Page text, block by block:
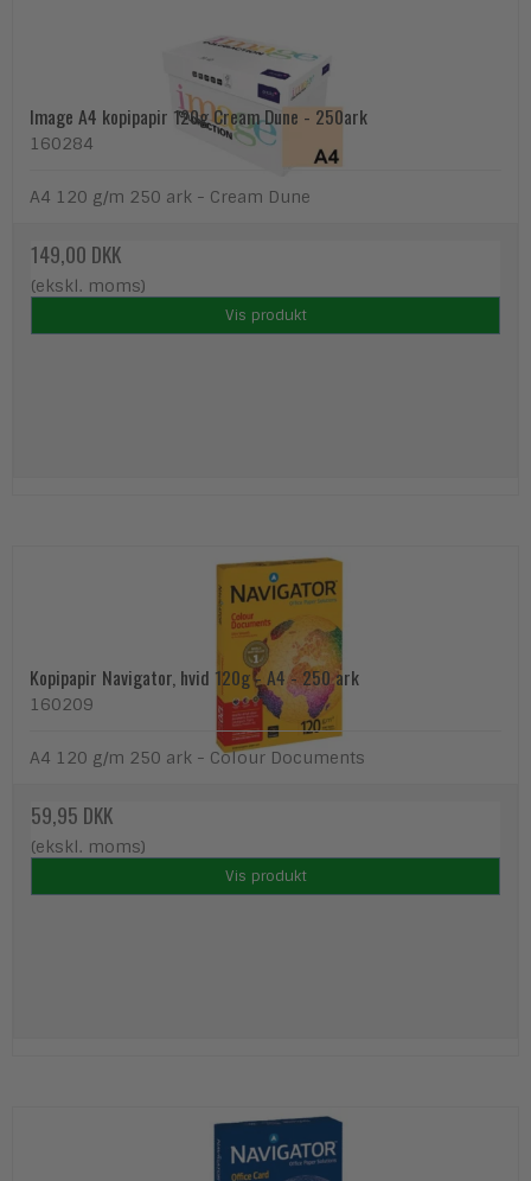
Image A4 kopipapir 120g Cream Dune - 250ark
160284
A4 120 g/m 250 ark - Cream Dune
149,00 DKK
(ekskl. moms)
Vis produkt
Kopipapir Navigator, hvid 120g - A4 - 250 ark
160209
A4 120 g/m 250 ark - Colour Documents
59,95 DKK
(ekskl. moms)
Vis produkt